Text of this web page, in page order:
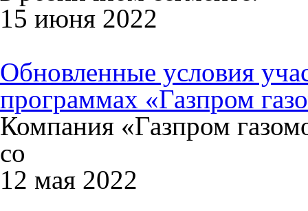
15 июня 2022
Обновленные условия
программах «Газпром
Компания «Газпром
со
12 мая 2022